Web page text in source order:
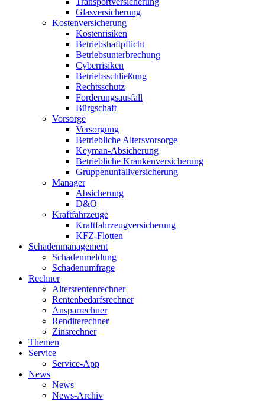
Glasversicherung
Kostenversicherung
Kostenrisiken
Betriebshaftpflicht
Betriebsunterbrechung
Cyberrisiken
Betriebsschließung
Rechtsschutz
Forderungsausfall
Bürgschaft
Vorsorge
Versorgung
Betriebliche Altersvorsorge
Keyman-Absicherung
Betriebliche Krankenversicherung
Gruppenunfallversicherung
Manager
Absicherung
D&O
Kraftfahrzeuge
Kraftfahrzeugversicherung
KFZ-Flotten
Schadenmanagement
Schadenmeldung
Schadenumfrage
Rechner
Altersrentenrechner
Rentenbedarfsrechner
Ansparrechner
Renditerechner
Zinsrechner
Themen
Service
Service-App
News
News
News-Archiv